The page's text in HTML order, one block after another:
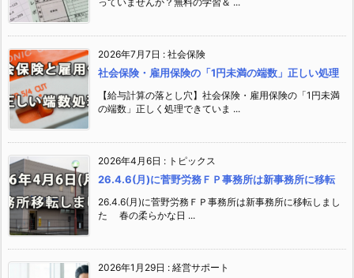
2026年7月7日 : 社会保険
社会保険・雇用保険の「1円未満の端数」正しい処理
【給与計算の落とし穴】社会保険・雇用保険の「1円未満
の端数」正しく処理できていま ...
2026年4月6日 : トピックス
26.4.6(月)に菅野労務ＦＰ事務所は新事務所に移転
26.4.6(月)に菅野労務ＦＰ事務所は新事務所に移転しまし
た 春の柔らかな日 ...
2026年1月29日 : 経営サポート